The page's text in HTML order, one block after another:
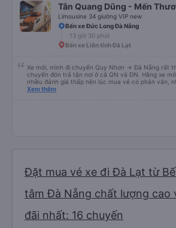
Tân Quang Dũng - Mến
Limousine 34 giường VIP new
Bến xe Đức Long Đà Nẵng
13 giờ 30 phút
Bến xe Liên tỉnh Đà Lạt
Xe mới, mình đi chuyến Quy Nhơn -> Đà Nẵng rất
chuyển đón trả tận nơi ở cả QN và ĐN. Hãng xe
nhiều đánh giá thấp nên lúc mua vé có phân vân,
tuyệt vời. Mọi nhân viên đều thân thiện, nhiệt tình. Nhắn tin cho anh phụ lái
hoà mạnh, sạch sẽ. Không hiểu sao nhiều đánh giá
nhé, mình đi Quy Nhơn về Đà Nẵng mà cả xe có 7
Xem thêm
Đặt mua vé xe đi Đà Lạt từ
tâm Đà Nẵng chất lượng cao
đãi nhất: 16 chuyến